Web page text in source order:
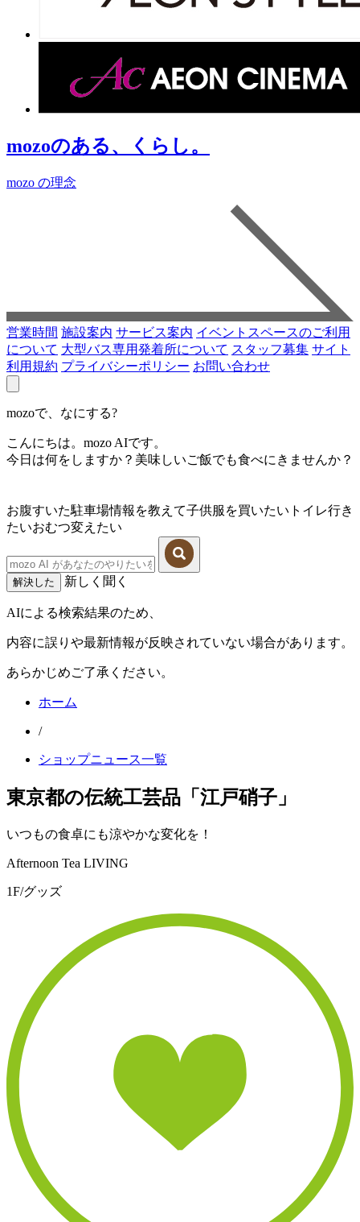
mozoのある、くらし。
mozo の理念
営業時間 施設案内 サービス案内 イベントスペースのご利用
について 大型バス専用発着所について スタッフ募集 サイト
利用規約 プライバシーポリシー お問い合わせ
mozoで、なにする?
こんにちは。mozo AIです。
今日は何をしますか？美味しいご飯でも食べにきませんか？
お腹すいた駐車場情報を教えて子供服を買いたい トイレ行き
たいおむつ変えたい
解決した 新しく聞く
AIによる検索結果のため、
内容に誤りや最新情報が反映されていない場合があります。
あらかじめご了承ください。
ホーム
/
ショップニュース一覧
東京都の伝統工芸品「江戸硝子」
いつもの食卓にも涼やかな変化を！
Afternoon Tea LIVING
1F/グッズ